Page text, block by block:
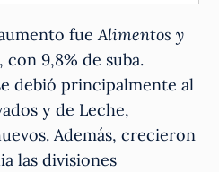
fueAlimentos y
, con 9,8% de suba.
debió principalmente al
y de Leche,
Además, crecieron
las divisiones